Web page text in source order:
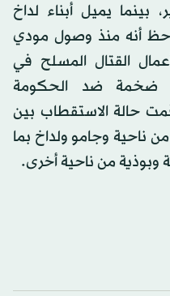
يميل أبناء لداخ
أنه منذ وصول مودي
القتال المسلح في
ضخمة ضد الحكومة
حالة الاستقطاب بين
ناحية وجامو ولداخ بما
وبوذية من ناحية أخرى.